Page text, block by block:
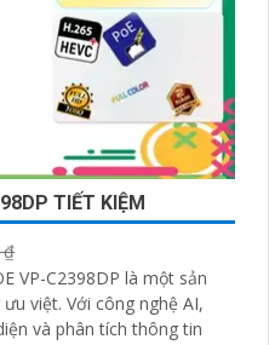
TIẾT KIỆM
₫
VP-C2398DP là một sản
nghệ AI,
và phân tích thông tin